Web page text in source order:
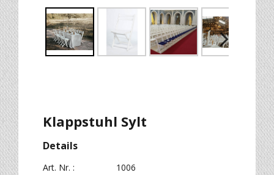
Klappstuhl Sylt
Details
Art. Nr. :
1006